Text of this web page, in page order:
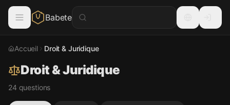
Babete
Accueil Droit & Juridique
Droit & Juridique
24 questions